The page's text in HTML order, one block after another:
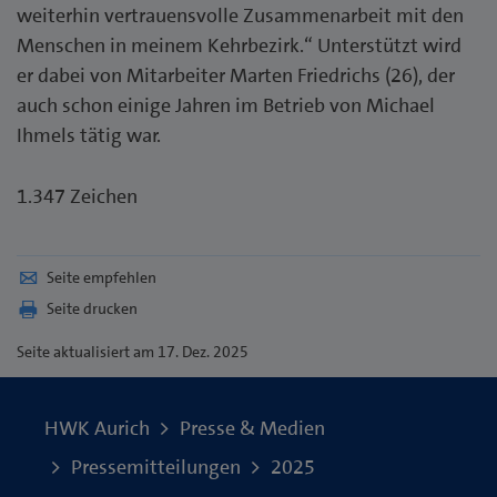
weiterhin vertrauensvolle Zusammenarbeit mit den
Menschen in meinem Kehrbezirk.“ Unterstützt wird
er dabei von Mitarbeiter Marten Friedrichs (26), der
auch schon einige Jahren im Betrieb von Michael
Ihmels tätig war.
1.347 Zeichen
Seite empfehlen
Seite drucken
Seiteaktualisiert am 17. Dez. 2025
HWK Aurich
Presse & Medien
Pressemitteilungen
2025